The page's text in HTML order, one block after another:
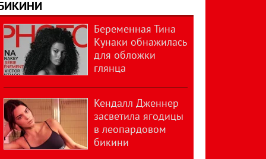
Беременная Тина
Кунаки обнажилась
для обложки
глянца
Кендалл Дженнер
засветила ягодицы
в леопардовом
бикини